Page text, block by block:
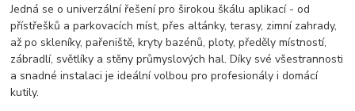
Jedná se o univerzální řešení pro širokou škálu aplikací - od
přístřešků a parkovacích míst, přes altánky, terasy, zimní zahrady,
až po skleníky, pařeniště, kryty bazénů, ploty, předěly místností,
zábradlí, světlíky a stěny průmyslových hal. Díky své všestrannosti
a snadné instalaci je ideální volbou pro profesionály i domácí
kutily.